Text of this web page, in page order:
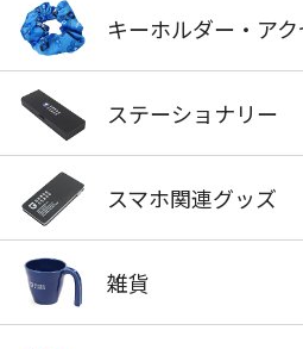
キーホルダー・ア
ステーショナリー
スマホ関連グッズ
雑貨